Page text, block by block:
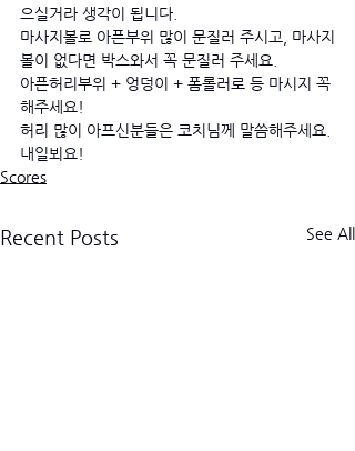
으실거라 생각이 됩니다.
마사지볼로 아픈부위 많이 문질러 주시고, 마사지
볼이 없다면 박스와서 꼭 문질러 주세요.
아픈허리부위 + 엉덩이 + 폼롤러로 등 마시지 꼭
해주세요!
허리 많이 아프신분들은 코치님께 말씀해주세요.
내일뵈요!
Scores
Recent Posts See All